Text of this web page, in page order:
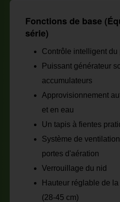
Fonctions de base
série)
Contrôle intelligent
Puissant générateur
accumulateurs
Approvisionnement
et en eau
Un tapis à fientes
Système de
portes d'aération
Verrouillage du nid
Hauteur réglable de
(28-45 cm)